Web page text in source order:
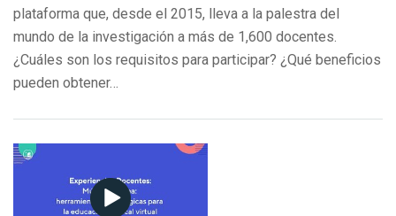
plataforma que, desde el 2015, lleva a la palestra del
mundo de la investigación a más de 1,600 docentes.
¿Cuáles son los requisitos para participar? ¿Qué beneficios
pueden obtener…